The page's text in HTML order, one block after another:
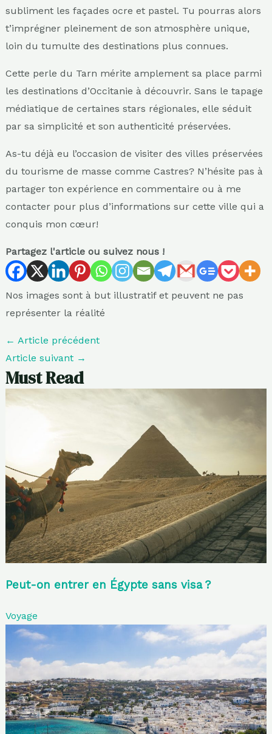
subliment les façades ocre et pastel. Tu pourras alors
t’imprégner pleinement de son atmosphère unique,
loin du tumulte des destinations plus connues.
Cette perle du Tarn mérite amplement sa place parmi
les destinations d’Occitanie à découvrir. Sans le tapage
médiatique de certaines stars régionales, elle séduit
par sa simplicité et son authenticité préservées.
As-tu déjà eu l’occasion de visiter des villes préservées
du tourisme de masse comme Castres? N’hésite pas à
partager ton expérience en commentaire ou à me
contacter pour plus d’informations sur cette ville qui a
conquis mon cœur!
Partagez l'article ou suivez nous !
Nos images sont à but illustratif et peuvent ne pas
représenter la réalité
← Article précédent
Article suivant →
Must Read
Peut-on entrer en Égypte sans visa ?
Voyage